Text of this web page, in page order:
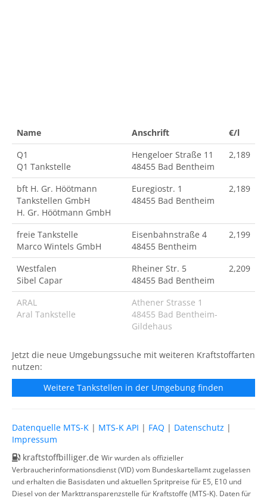
Name Anschrift
€/l
Q1
Q1 Tankstelle
Hengeloer Straße 11
48455 Bad Bentheim
2,189
bft H. Gr. Höötmann
Tankstellen GmbH
H. Gr. Höötmann GmbH
Euregiostr. 1
48455 Bad Bentheim
2,189
freie Tankstelle
Marco Wintels GmbH
Eisenbahnstraße 4
48455 Bentheim
2,199
Westfalen
Sibel Capar
Rheiner Str. 5
48455 Bad Bentheim
2,209
ARAL
Aral Tankstelle
Athener Strasse 1
48455 Bad Bentheim-
Gildehaus
Jetzt die neue Umgebungssuche mit weiteren Kraftstoffarten
nutzen:
Weitere Tankstellen in der Umgebung finden
Datenquelle MTS-K | MTS-K API | FAQ | Datenschutz |
Impressum
kraftstoffbilliger.de Wir wurden als offizieller
Verbraucherinformationsdienst (VID) vom Bundeskartellamt zugelassen
und erhalten die Basisdaten und aktuellen Spritpreise für E5, E10 und
Diesel von der Markttransparenzstelle für Kraftstoffe (MTS-K). Daten für